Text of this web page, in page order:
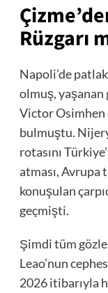
Rüzgarı
Napoli’de
olmuş, yaşanan
Victor Osimhen
bulmuştu.
rotasını
atması, Avrupa
konuşulan
geçmişti.
Şimdi tüm
Leao’nun
2026 itibarıyla